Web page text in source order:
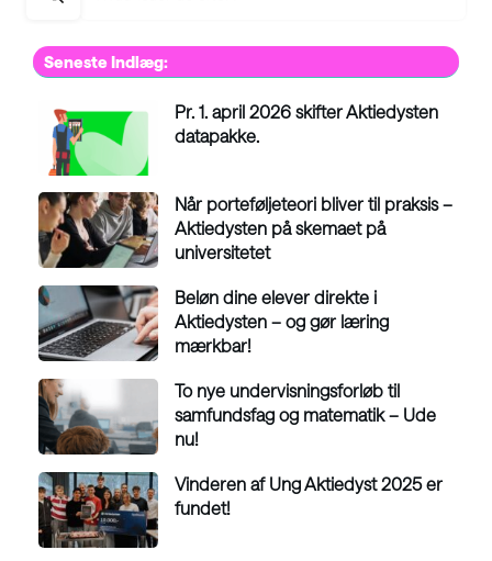
Seneste Indlæg:
Pr. 1. april 2026 skifter Aktiedysten
datapakke.
Når porteføljeteori bliver til praksis –
Aktiedysten på skemaet på
universitetet
Beløn dine elever direkte i
Aktiedysten – og gør læring
mærkbar!
To nye undervisningsforløb til
samfundsfag og matematik – Ude
nu!
Vinderen af Ung Aktiedyst 2025 er
fundet!